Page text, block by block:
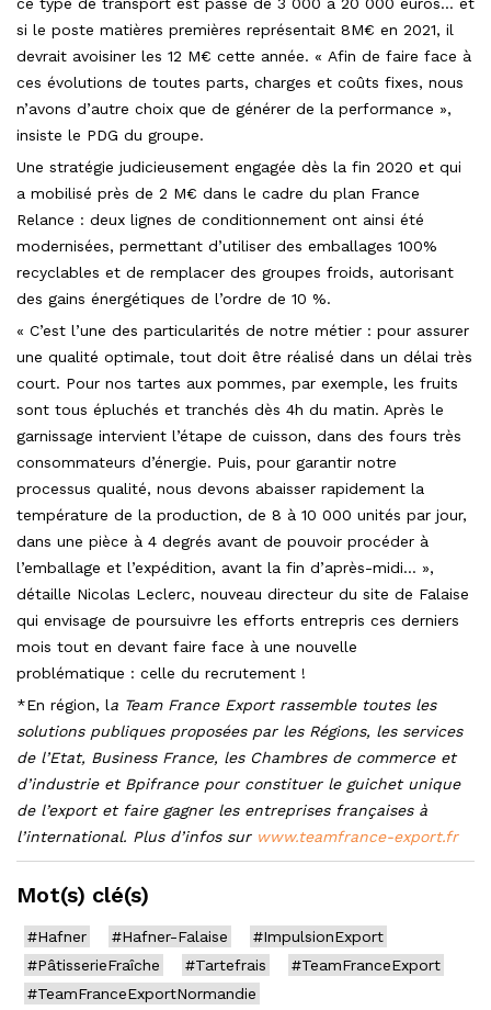
si le poste matières premières représentait 8M€ en 2021, il
devrait avoisiner les 12 M€ cette année. « Afin de faire face à
ces évolutions de toutes parts, charges et coûts fixes, nous
n’avons d’autre choix que de générer de la performance »,
insiste le PDG du groupe.
Une stratégie judicieusement engagée dès la fin 2020 et qui
a mobilisé près de 2 M€ dans le cadre du plan France
Relance : deux lignes de conditionnement ont ainsi été
modernisées, permettant d’utiliser des emballages 100%
recyclables et de remplacer des groupes froids, autorisant
des gains énergétiques de l’ordre de 10 %.
« C’est l’une des particularités de notre métier : pour assurer
une qualité optimale, tout doit être réalisé dans un délai très
court. Pour nos tartes aux pommes, par exemple, les fruits
sont tous épluchés et tranchés dès 4h du matin. Après le
garnissage intervient l’étape de cuisson, dans des fours très
consommateurs d’énergie. Puis, pour garantir notre
processus qualité, nous devons abaisser rapidement la
température de la production, de 8 à 10 000 unités par jour,
dans une pièce à 4 degrés avant de pouvoir procéder à
l’emballage et l’expédition, avant la fin d’après-midi… »,
détaille Nicolas Leclerc, nouveau directeur du site de Falaise
qui envisage de poursuivre les efforts entrepris ces derniers
mois tout en devant faire face à une nouvelle
problématique : celle du recrutement !
*En région, la Team France Export rassemble toutes les
solutions publiques proposées par les Régions, les services
de l’Etat, Business France, les Chambres de commerce et
d’industrie et Bpifrance pour constituer le guichet unique
de l’export et faire gagner les entreprises françaises à
l’international. Plus d’infos sur www.teamfrance-export.fr
Mot(s) clé(s)
#Hafner #Hafner-Falaise
#ImpulsionExport
#PâtisserieFraîche
#Tartefrais
#TeamFranceExport
#TeamFranceExportNormandie